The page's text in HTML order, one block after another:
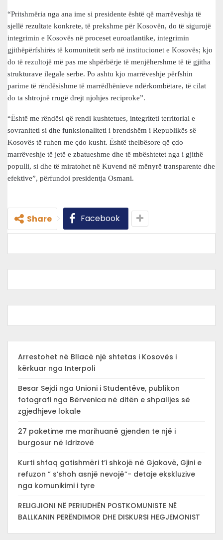
“Pritshmëria nga ana ime si presidente është që marrëveshja të
sjellë rezultate konkrete, të prekshme për Kosovën, do të sigurojë
integrimin e Kosovës në proceset euroatlantike, integrimin
gjithëpërfshirës të komunitetit serb në institucionet e Kosovës; kjo
do të rezultojë më pas me shpërbërje të menjëhershme të të gjitha
strukturave ilegale serbe. Po ashtu kjo marrëveshje përfshin
parime të rëndësishme të marrëdhënieve ndërkombëtare, të cilat
do ta shtrojnë rrugë drejt njohjes reciproke”.
“Është me rëndësi që rendi kushtetues, integriteti territorial e
sovraniteti si dhe funksionaliteti i brendshëm i Republikës së
Kosovës të ruhen me çdo kusht. Është thelbësore që çdo
marrëveshje të jetë e zbatueshme dhe të mbështetet nga i gjithë
populli, si dhe të miratohet në Kuvend në mënyrë transparente dhe
efektive”, përfundoi presidentja Osmani.
Share Facebook
Arrestohet në Bllacë një shtetas i Kosovës i
kërkuar nga Interpoli
Besar Sejdi nga Unioni i Studentëve, publikon
fotografi nga Bërvenica në ditën e shpalljes së
zgjedhjeve lokale
27 paketime me marihuanë gjenden te një i
burgosur në Idrizovë
Kurti shfaq gatishmëri t’i shkojë në Gjakovë, Gjini e
refuzon ” s’shoh asnjë nevojë”- detaje ekskluzive
nga komunikimi i tyre
RELIGJIONI NË PERIUDHËN POSTKOMUNISTE NË
BALLKANIN PERËNDIMOR DHE DISKURSI HEGJEMONIST